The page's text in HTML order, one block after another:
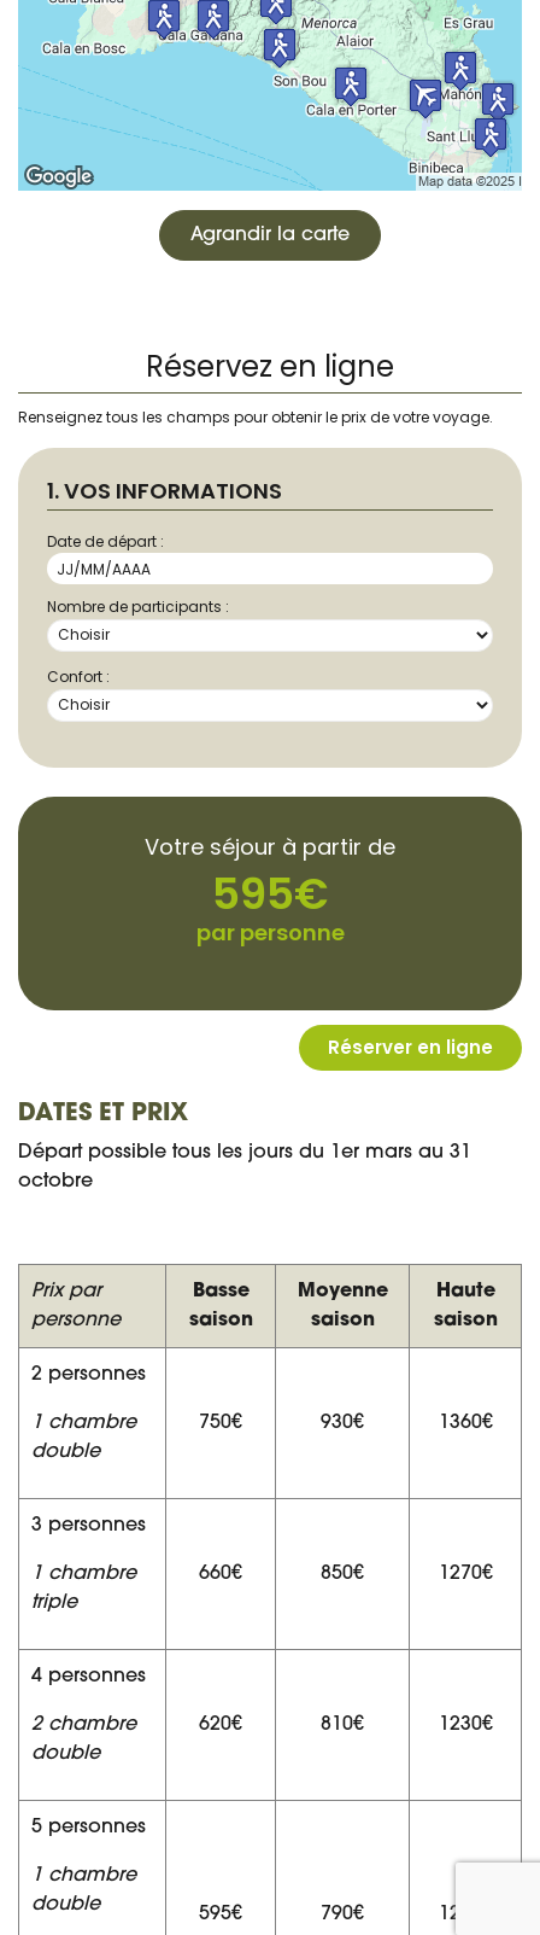
Agrandir la carte
DATES ET PRIX
Départ possible tous les jours du 1er mars au 31
octobre
Prix par
personne
Basse
saison
Moyenne
saison
Haute
saison
2 personnes
1 chambre
double
750€ 930€ 1360€
3 personnes
1 chambre
triple
660€ 850€ 1270€
4 personnes
2 chambre
double
620€ 810€ 1230€
5 personnes
1 chambre
double
595€ 790€ 1210€